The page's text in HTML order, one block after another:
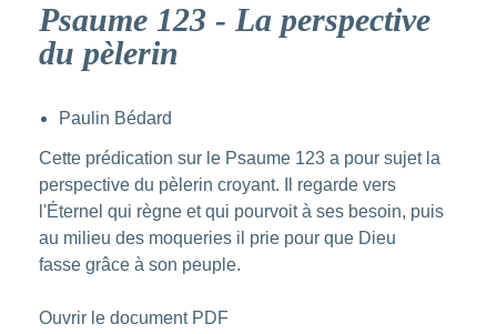
Psaume 123 - La perspective
du pèlerin
Paulin Bédard
Cette prédication sur le Psaume 123 a pour sujet la
perspective du pèlerin croyant. Il regarde vers
l'Éternel qui règne et qui pourvoit à ses besoin, puis
au milieu des moqueries il prie pour que Dieu
fasse grâce à son peuple.
Ouvrir le document PDF